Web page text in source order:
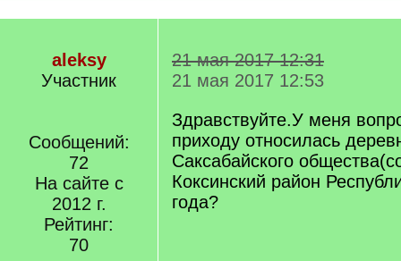
aleksy
Участник
Сообщений:
72
На сайте с
2012 г.
Рейтинг:
70
21 мая 2017 12:31
21 мая 2017 12:53
Здравствуйте.У меня
приходу относилась
Саксабайского
Коксинский район
года?